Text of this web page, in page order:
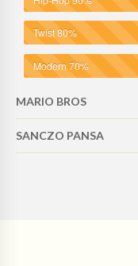
Twist80%
Modern70%
MARIO BROS
SANCZO PANSA